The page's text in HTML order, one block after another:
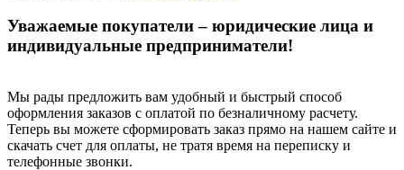
Уважаемые покупатели – юридические лица и
индивидуальные предприниматели!
Мы рады предложить вам удобный и быстрый способ
оформления заказов с оплатой по безналичному расчету.
Теперь вы можете сформировать заказ прямо на нашем сайте и
скачать счет для оплаты, не тратя время на переписку и
телефонные звонки.